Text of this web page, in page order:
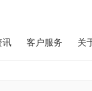
讯 客户服务 关